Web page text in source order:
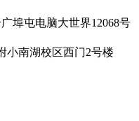
埠屯电脑大世界12068号
南湖校区西门2号楼